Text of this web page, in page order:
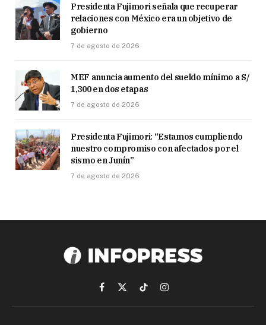
Presidenta Fujimori señala que recuperar
relaciones con México era un objetivo de
gobierno
7 de agosto de 2026
MEF anuncia aumento del sueldo mínimo a S/
1,300 en dos etapas
7 de agosto de 2026
Presidenta Fujimori: “Estamos cumpliendo
nuestro compromiso con afectados por el
sismo en Junín”
7 de agosto de 2026
Facebook
X
(Twitter)
TikTokInstagram